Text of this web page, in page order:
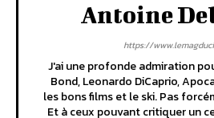
Antoine
https://
J'ai une profonde admiration
Bond, Leonardo DiCaprio,
les bons films et le ski. Pas
Et à ceux pouvant critiquer un